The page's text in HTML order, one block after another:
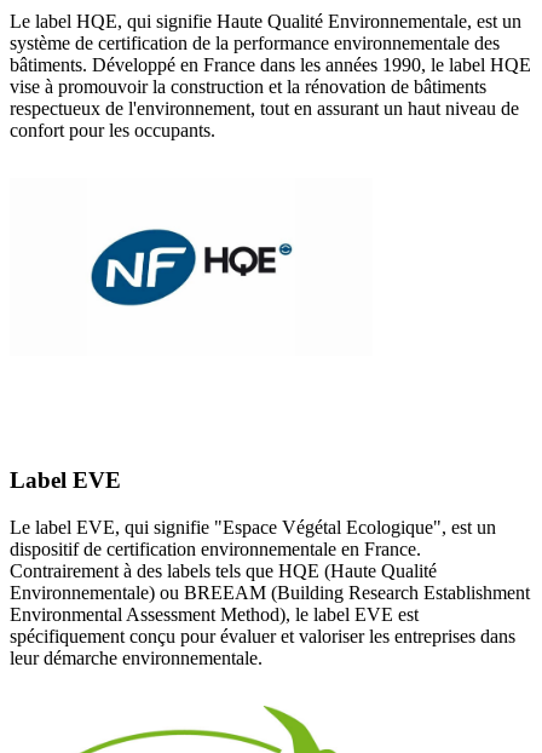
Le label HQE, qui signifie Haute Qualité Environnementale, est un
système de certification de la performance environnementale des
bâtiments. Développé en France dans les années 1990, le label HQE
vise à promouvoir la construction et la rénovation de bâtiments
respectueux de l'environnement, tout en assurant un haut niveau de
confort pour les occupants.
Label EVE
Le label EVE, qui signifie "Espace Végétal Ecologique", est un
dispositif de certification environnementale en France.
Contrairement à des labels tels que HQE (Haute Qualité
Environnementale) ou BREEAM (Building Research Establishment
Environmental Assessment Method), le label EVE est
spécifiquement conçu pour évaluer et valoriser les entreprises dans
leur démarche environnementale.